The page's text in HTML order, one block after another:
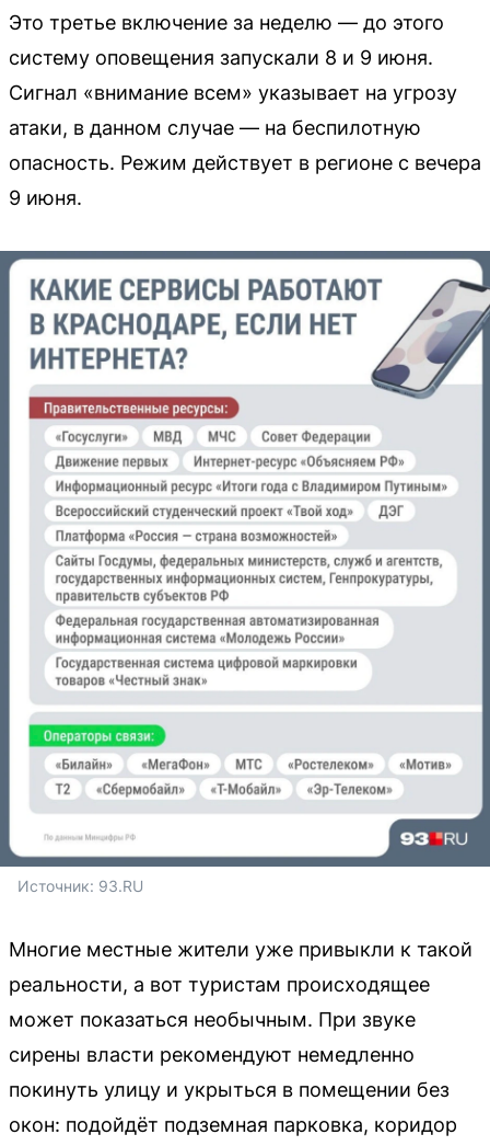
Это третье включение за неделю — до этого
систему оповещения запускали 8 и 9 июня.
Сигнал «внимание всем» указывает на угрозу
атаки, в данном случае — на беспилотную
опасность. Режим действует в регионе с вечера
9 июня.
Источник: 93.RU
Многие местные жители уже привыкли к такой
реальности, а вот туристам происходящее
может показаться необычным. При звуке
сирены власти рекомендуют немедленно
покинуть улицу и укрыться в помещении без
окон: подойдёт подземная парковка, коридор